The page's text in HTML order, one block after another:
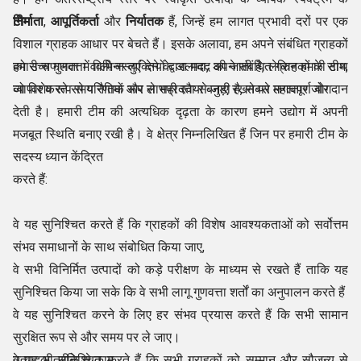
निर्माता, आपूर्तिकर्ताऔरनिर्यातकहैं, जिन्हें हम लागत प्रभावी दरों पर एक
विशाल ग्राहक आधार पर बेचते हैं। इसके अलावा, हम अपने संबंधित ग्राहकों
को उच्च गुणवत्ता वाली वस्तुएं देने के अलावा, अपने संबंधित ग्राहकों के साथ
व्यापार करते समय नैतिक रूप से सही रवैया बनाए रखने पर लगातार जोर
टीम
हमारी सफलता में विभिन्न व्यक्तियों द्वारा मदद की जाती है, लेकिन हमारी टीम,
जो विशेष रूप से परिणामों और लाभप्रदता से जुड़ी है, सबसे महत्वपूर्ण योगदान
देती है। हमारी टीम की अत्यधिक दृढ़ता के कारण हमने उद्योग में अपनी
मजबूत स्थिति बनाए रखी है। वे क्षेत्र निम्नलिखित हैं जिन पर हमारी टीम के
सदस्य ध्यान केंद्रित
करते हैं:
वे यह सुनिश्चित करते हैं कि ग्राहकों की विशेष आवश्यकताओं को सर्वोत्तम
संभव समाधानों के साथ संबोधित किया जाए,
वे सभी विनिर्मित उत्पादों को कड़े परीक्षण के माध्यम से रखते हैं ताकि यह
सुनिश्चित किया जा सके कि वे सभी लागू गुणवत्ता शर्तों का अनुपालन करते हैं
वे यह सुनिश्चित करने के लिए हर संभव प्रयास करते हैं कि सभी सामान
सुरक्षित रूप से और समय पर ले जाए।